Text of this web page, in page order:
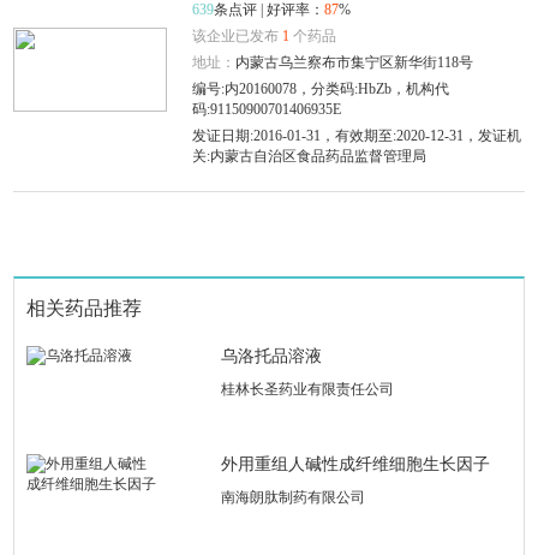
639条点评 | 好评率：87%
该企业已发布 1 个药品
地址： 内蒙古乌兰察布市集宁区新华街118号
编号:内20160078，分类码:HbZb，机构代
码:91150900701406935E
发证日期:2016-01-31，有效期至:2020-12-31，发证机
关:内蒙古自治区食品药品监督管理局
相关药品推荐
乌洛托品溶液
桂林长圣药业有限责任公司
外用重组人碱性成纤维细胞生长因子
南海朗肽制药有限公司